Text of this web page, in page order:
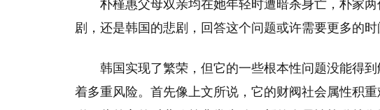
朴槿惠父母双亲均在她年轻时遭暗杀身亡，朴家
剧，还是韩国的悲剧，回答这个问题或许需要更多的时
韩国实现了繁荣，但它的一些根本性问题没能得
着多重风险。首先像上文所说，它的财阀社会属性积